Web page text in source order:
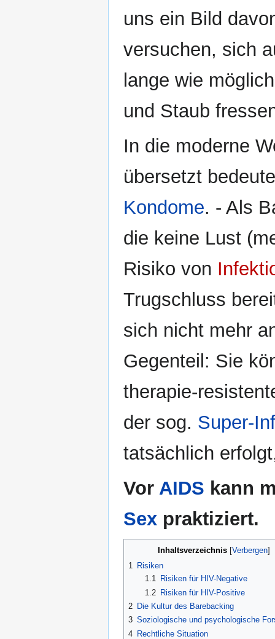
uns ein Bild
versuchen, sich
lange wie
und Staub
In die moderne
übersetzt
Kondome. - Als
die keine Lust
Risiko von
Trugschluss
sich nicht mehr
Gegenteil: Sie
therapie-
der sog. Super-
tatsächlich
Vor AIDS kann
Sex praktiziert.
Inhaltsverzeichnis
1 Risiken
1.1
Risiken für HIV-Negative
1.2
Risiken für HIV-Positive
2 Die Kultur des Barebacking
3 Soziologische und psychologische
4 Rechtliche Situation